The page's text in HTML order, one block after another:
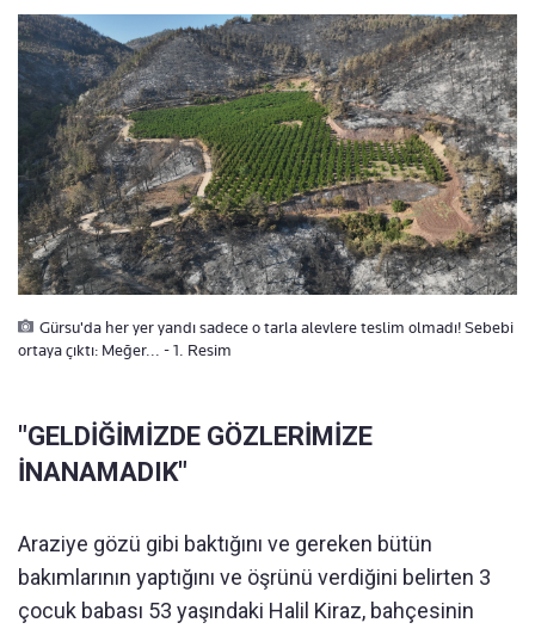
Gürsu'da her yer yandı sadece o tarla alevlere teslim olmadı! Sebebi
ortaya çıktı: Meğer... - 1. Resim
"GELDİĞİMİZDE GÖZLERİMİZE
İNANAMADIK"
Araziye gözü gibi baktığını ve gereken bütün
bakımlarının yaptığını ve öşrünü verdiğini belirten 3
çocuk babası 53 yaşındaki Halil Kiraz, bahçesinin